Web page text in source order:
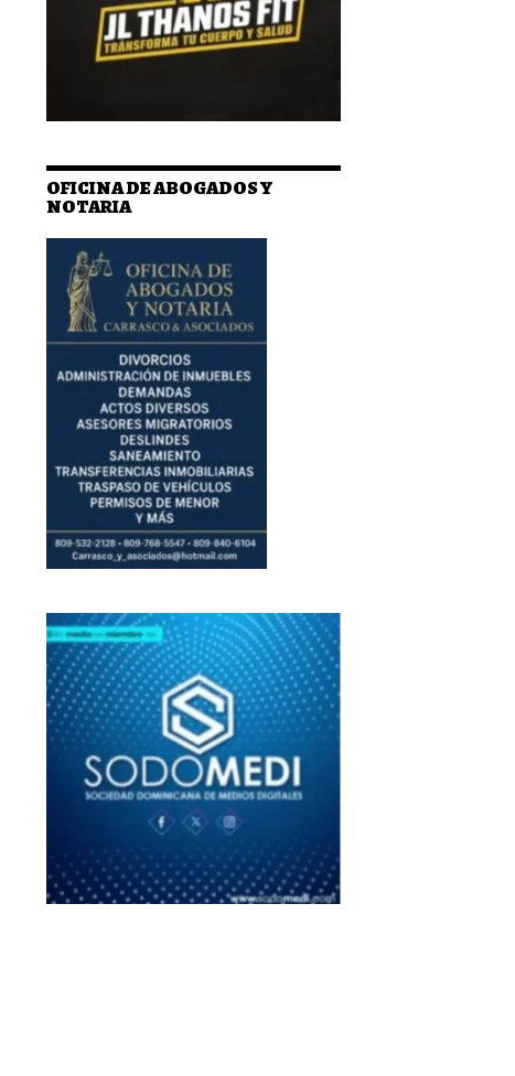
OFICINA DE ABOGADOS Y
NOTARIA